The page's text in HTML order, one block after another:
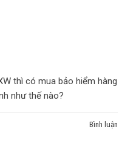
thì có mua bảo hiểm hàng
như thế nào?
Bình luận